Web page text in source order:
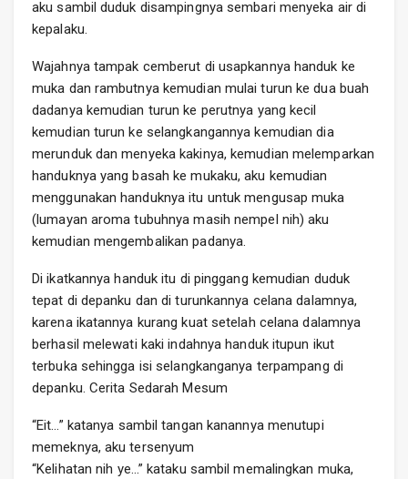
aku sambil duduk disampingnya sembari menyeka air di
kepalaku.
Wajahnya tampak cemberut di usapkannya handuk ke
muka dan rambutnya kemudian mulai turun ke dua buah
dadanya kemudian turun ke perutnya yang kecil
kemudian turun ke selangkangannya kemudian dia
merunduk dan menyeka kakinya, kemudian melemparkan
handuknya yang basah ke mukaku, aku kemudian
menggunakan handuknya itu untuk mengusap muka
(lumayan aroma tubuhnya masih nempel nih) aku
kemudian mengembalikan padanya.
Di ikatkannya handuk itu di pinggang kemudian duduk
tepat di depanku dan di turunkannya celana dalamnya,
karena ikatannya kurang kuat setelah celana dalamnya
berhasil melewati kaki indahnya handuk itupun ikut
terbuka sehingga isi selangkanganya terpampang di
depanku. Cerita Sedarah Mesum
“Eit…” katanya sambil tangan kanannya menutupi
memeknya, aku tersenyum
“Kelihatan nih ye…” kataku sambil memalingkan muka,